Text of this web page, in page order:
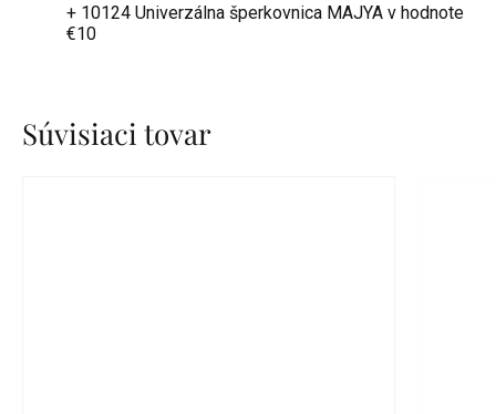
+ 10124 Univerzálna šperkovnica MAJYA v hodnote
€10
Súvisiaci tovar